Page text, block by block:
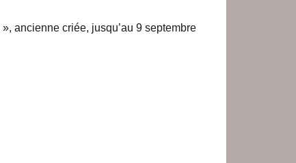
ancienne criée, jusqu’au 9 septembre